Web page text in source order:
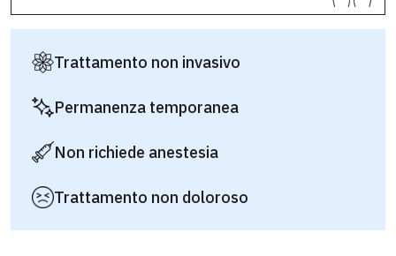
Trattamento non invasivo
Permanenza temporanea
Non richiede anestesia
Trattamento non doloroso